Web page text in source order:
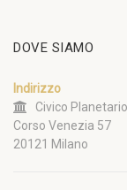
DOVE SIAMO
Indirizzo
Civico
Corso Venezia 57
20121 Milano